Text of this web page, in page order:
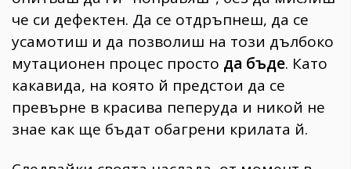
че си дефектен. Да се отдръпнеш, да се
усамотиш и да позволиш на този дълбоко
мутационен процес просто да бъде. Като
какавида, на която й предстои да се
превърне в красива пеперуда и никой не
знае как ще бъдат обагрени крилата й.